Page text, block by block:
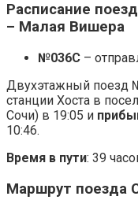
Расписание
– Малая Вишера
№036С –
Двухэтажный поезд
станции Хоста в
Сочи) в 19:05 и
10:46.
Время в пути: 39
Маршрут поезда